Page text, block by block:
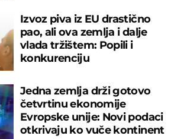
Izvoz piva iz EU drastično
pao, ali ova zemlja i dalje
vlada tržištem: Popili i
konkurenciju
Jedna zemlja drži gotovo
četvrtinu ekonomije
Evropske unije: Novi podaci
otkrivaju ko vuče kontinent